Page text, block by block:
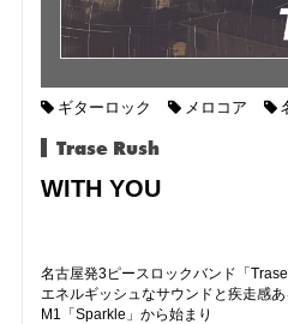
ギターロック メロコア
Trase Rush
WITH YOU
名古屋発3ピースロックバンド「
エネルギッシュなサウンドと疾走感
M1「Sparkle」から始まり